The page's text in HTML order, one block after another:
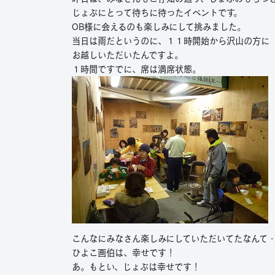
じょぶにとって待ちに待ったイベントです。
OB様に会えるのも楽しみにして挑みました。
当日は雨だというのに、１１時開始から沢山の方に
お越しいただいたんですよ。
１時間ですでに、席は満席状態。
こんなにみなさん楽しみにしていただいてたなんて
ひよこ画伯は、幸せです！
あ。もとい、じょぶは幸せです！